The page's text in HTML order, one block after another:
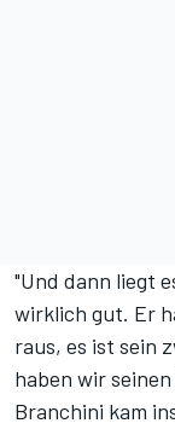
"Und dann liegt
wirklich gut. Er
raus, es ist sein
haben wir
Branchini kam